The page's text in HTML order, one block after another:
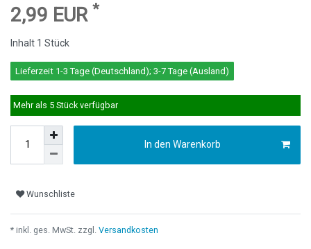
2,99 EUR *
Inhalt 1 Stück
Lieferzeit 1-3 Tage (Deutschland); 3-7 Tage (Ausland)
Mehr als 5 Stück verfügbar
In den Warenkorb
Wunschliste
* inkl. ges. MwSt. zzgl. Versandkosten